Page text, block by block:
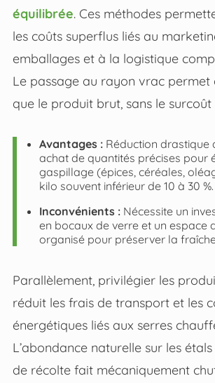
équilibrée. Ces méthodes
les coûts superflus liés au
emballages et à la logistique
Le passage au rayon vrac permet
que le produit brut, sans le
Avantages :Réduction drastique
achat de quantités précises pour
gaspillage (épices, céréales,
kilo souvent inférieur de 10 à 30 %.
Inconvénients :Nécessite un
en bocaux de verre et un espace
organisé pour préserver la
Parallèlement, privilégier les
réduit les frais de transport et les
énergétiques liés aux serres
L’abondance naturelle sur les
de récolte fait mécaniquement